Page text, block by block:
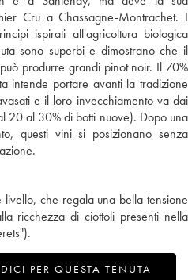
Cru a Chassagne-Montrachet. I
ispirati all'agricoltura biologica
sono superbi e dimostrano che il
produrre grandi pinot noir. Il 70%
intende portare avanti la tradizione
e il loro invecchiamento va dai
20 al 30% di botti nuove). Dopo una
questi vini si posizionano senza
che regala una bella tensione
ricchezza di ciottoli presenti nella
PER QUESTA TENUTA